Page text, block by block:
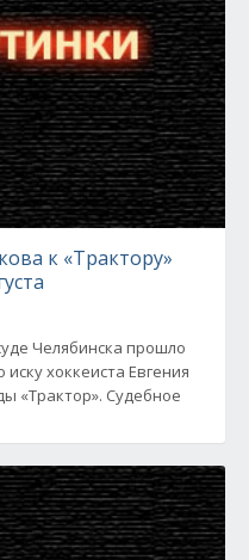
к «Трактору»
Челябинска прошло
хоккеиста Евгения
«Трактор». Судебное